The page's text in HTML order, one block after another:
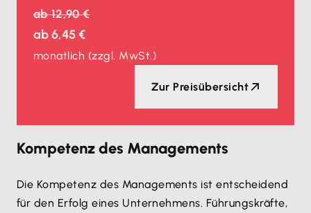
ab12,90 €
ab6,45 €
monatlich (zzgl. MwSt.)
Zur Preisübersicht
Kompetenz des Managements
Die Kompetenz des Managements ist entscheidend
für den Erfolg eines Unternehmens. Führungskräfte,